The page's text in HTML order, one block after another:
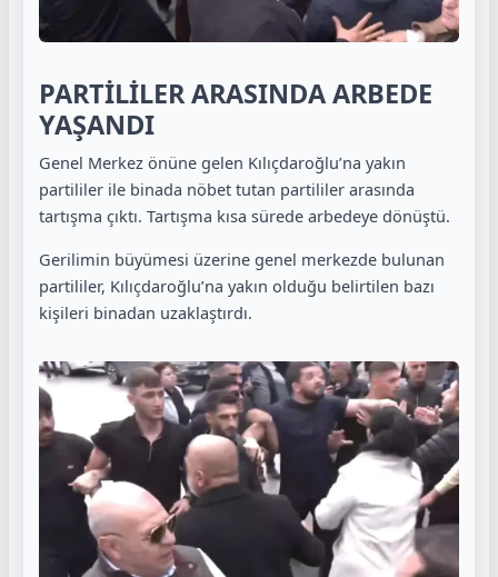
PARTİLİLER ARASINDA ARBEDE
YAŞANDI
Genel Merkez önüne gelen Kılıçdaroğlu’na yakın
partililer ile binada nöbet tutan partililer arasında
tartışma çıktı. Tartışma kısa sürede arbedeye dönüştü.
Gerilimin büyümesi üzerine genel merkezde bulunan
partililer, Kılıçdaroğlu’na yakın olduğu belirtilen bazı
kişileri binadan uzaklaştırdı.